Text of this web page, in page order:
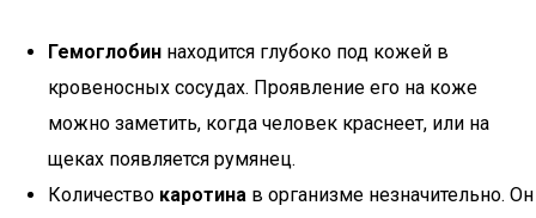
Гемоглобин находится глубоко под кожей в
кровеносных сосудах. Проявление его на коже
можно заметить, когда человек краснеет, или на
щеках появляется румянец.
Количество каротина в организме незначительно. Он